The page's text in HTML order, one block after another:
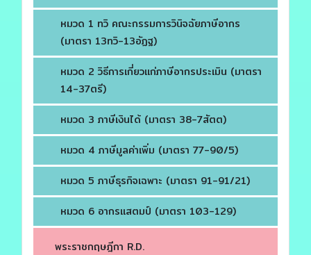
หมวด 1 ทวิ คณะกรรมการวินิจฉัยภาษีอากร
(มาตรา 13ทวิ-13อัฏฐ)
หมวด 2 วิธีการเกี่ยวแก่ภาษีอากรประเมิน (มาตรา
14-37ตรี)
หมวด 3 ภาษีเงินได้ (มาตรา 38-7สัตต)
หมวด 4 ภาษีมูลค่าเพิ่ม (มาตรา 77-90/5)
หมวด 5 ภาษีธุรกิจเฉพาะ (มาตรา 91-91/21)
หมวด 6 อากรแสตมป์ (มาตรา 103-129)
พระราชกฤษฎีกา R.D.